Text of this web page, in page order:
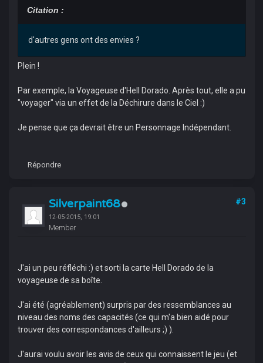
Citation :
d'autres gens ont des envies ?
Plein !
Par exemple, la Voyageuse d'Hell Dorado. Après tout, elle a pu
"voyager" via un effet de la Déchirure dans le Ciel :)
Je pense que ça devrait être un Personnage Indépendant.
Répondre
Silverpaint68
12-05-2015, 19:01
Member
#3
J'ai un peu réfléchi :) et sorti la carte Hell Dorado de la
voyageuse de sa boîte.
J'ai été (agréablement) surpris par des ressemblances au
niveau des noms des capacités (ce qui m'a bien aidé pour
trouver des correspondances d'ailleurs ;) ).
J'aurai voulu avoir les avis de ceux qui connaissent le jeu (et